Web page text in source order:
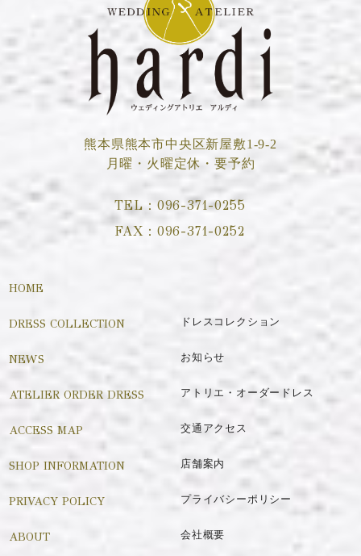
熊本県熊本市中央区新屋敷1-9-2
月曜・火曜定休・要予約
TEL： 096-371-0255
FAX： 096-371-0252
HOME
DRESS COLLECTION ドレスコレクション
NEWS お知らせ
ATELIER ORDER DRESS アトリエ・オーダードレス
ACCESS MAP 交通アクセス
SHOP INFORMATION 店舗案内
PRIVACY POLICY プライバシーポリシー
ABOUT 会社概要